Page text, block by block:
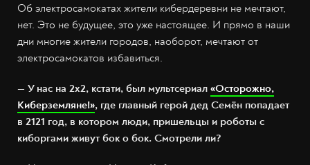
Об электросамокатах жители кибердеревни не мечтают,
нет. Это не будущее, это уже настоящее. И прямо в наши
дни многие жители городов, наоборот, мечтают от
электросамокатов избавиться.
— У нас на 2х2, кстати, был мультсериал «Осторожно,
Киберземляне!», где главный герой дед Семён попадает
в 2121 год, в котором люди, пришельцы и роботы с
киборгами живут бок о бок. Смотрели ли?